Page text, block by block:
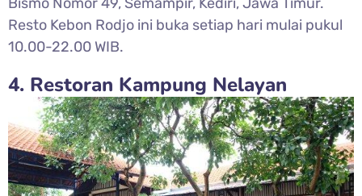
Resto Kebon Rodjo ini buka setiap hari mulai pukul
10.00-22.00 WIB.
4. Restoran Kampung Nelayan